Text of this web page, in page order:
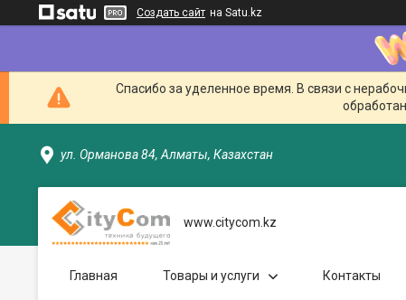
Создать сайт на Satu.kz
Спасибо за уделенное время. В связи с
ул. Орманова 84, Алматы, Казахстан
www.citycom.kz
Главная Товары и услуги Контакты